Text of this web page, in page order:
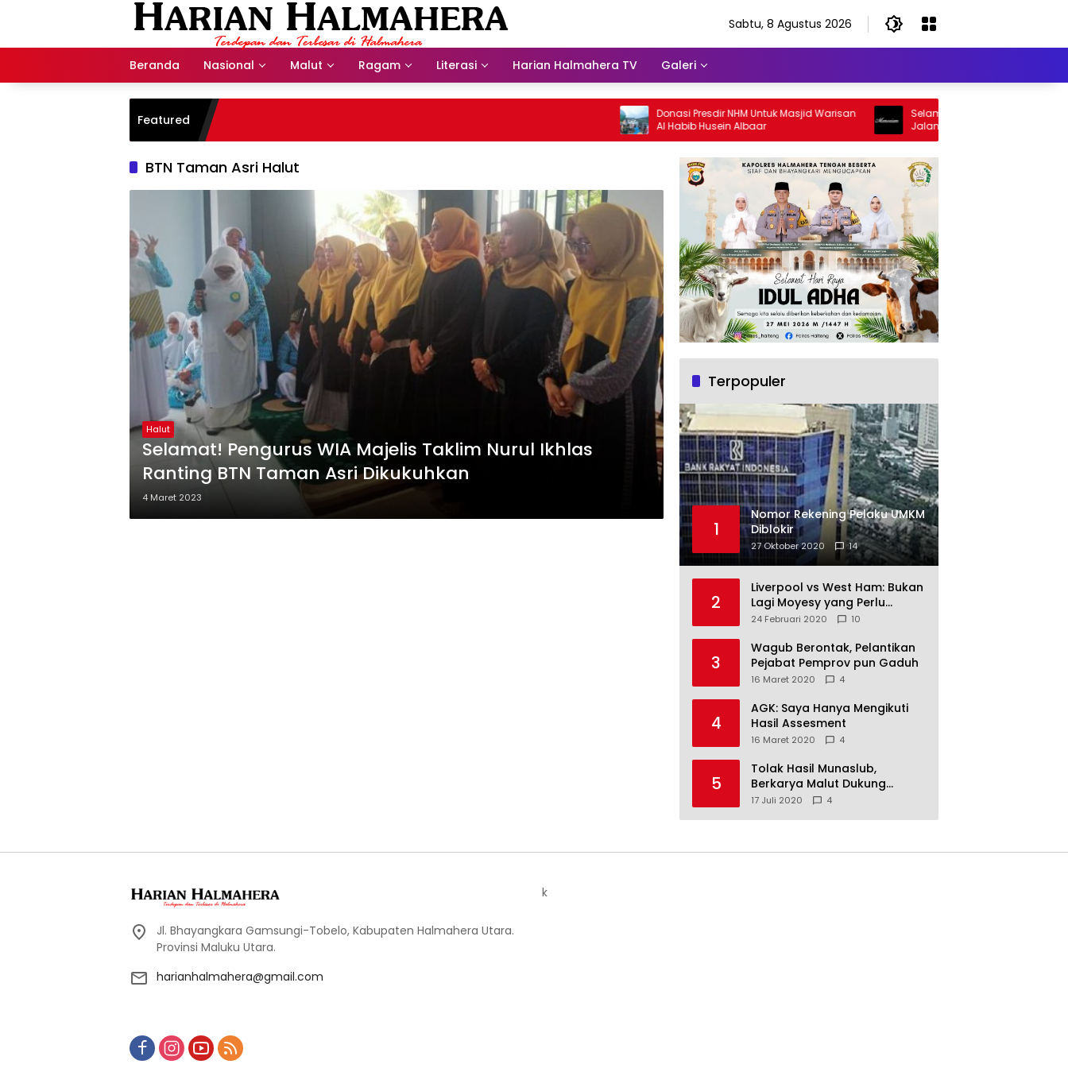
Sabtu, 8 Agustus 2026
Beranda Nasional Malut Ragam Literasi Harian Halmahera TV Galeri
Featured
Donasi Presdir NHM Untuk Masjid Warisan
Al Habib Husein Albaar
Selamat Jalan Sang Inspirator,
Jalan Abangku Yuslam Idris
BTN Taman Asri Halut
Halut
Selamat! Pengurus WIA Majelis Taklim Nurul Ikhlas
Ranting BTN Taman Asri Dikukuhkan
4 Maret 2023
Terpopuler
1
Nomor Rekening Pelaku UMKM
Diblokir
27 Oktober 2020 14
2
Liverpool vs West Ham: Bukan
Lagi Moyesy yang Perlu
Ditakuti
24 Februari 2020 10
3
Wagub Berontak, Pelantikan
Pejabat Pemprov pun Gaduh
16 Maret 2020 4
4
AGK: Saya Hanya Mengikuti
Hasil Assesment
16 Maret 2020 4
5
Tolak Hasil Munaslub,
Berkarya Malut Dukung
Tommy Soeharto
17 Juli 2020 4
Jl. Bhayangkara Gamsungi-Tobelo, Kabupaten Halmahera Utara.
Provinsi Maluku Utara.
harianhalmahera@gmail.com
k